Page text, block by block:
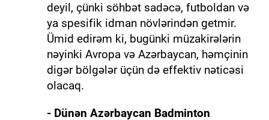
deyil, çünki söhbət sadəcə, futboldan və
ya spesifik idman növlərindən getmir.
Ümid edirəm ki, bugünki müzakirələrin
nəyinki Avropa və Azərbaycan, həmçinin
digər bölgələr üçün də effektiv nəticəsi
olacaq.
- Dünən Azərbaycan Badminton